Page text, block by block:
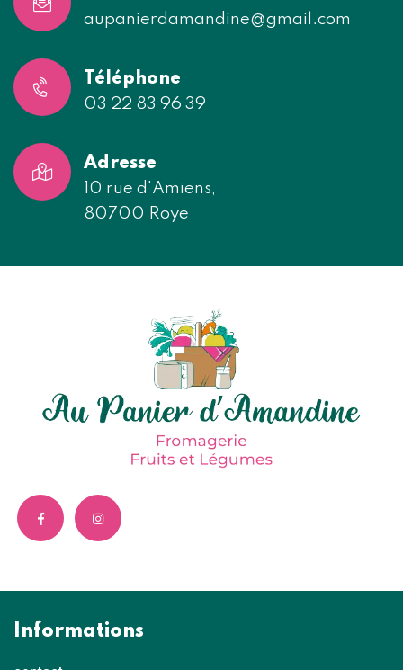
aupanierdamandine@gmail.com
Téléphone
03 22 83 96 39
Adresse
10 rue d'Amiens,
80700 Roye
Informations